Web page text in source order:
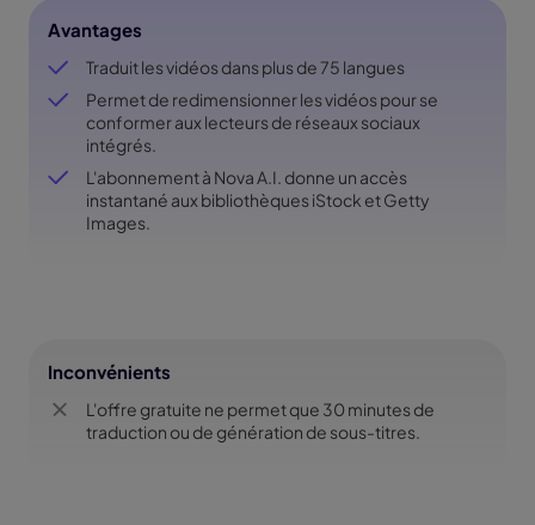
Avantages
Traduit les vidéos dans plus de 75 langues
Permet de redimensionner les vidéos pour se
conformer aux lecteurs de réseaux sociaux
intégrés.
L'abonnement à Nova A.I. donne un accès
instantané aux bibliothèques iStock et Getty
Images.
Inconvénients
L'offre gratuite ne permet que 30 minutes de
traduction ou de génération de sous-titres.